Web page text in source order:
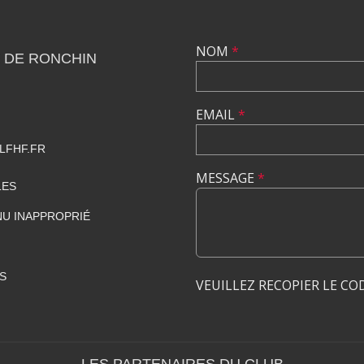
RONCHIN
INAPPROPRIÉ
NOM *
EMAIL*
MESSAGE *
VEUILLEZ RECOPIER LE